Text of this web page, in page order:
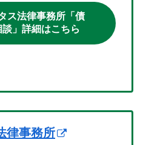
ス法律事務所「債
」詳細はこちら
律事務所